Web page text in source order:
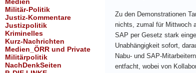
Militär-Politik
Justiz-Kommentare
Justizpolitik
Kriminelles
Kurz-Nachrichten
Medien_ÖRR und Private
Militärpolitik
NachDenkSeiten
Zu den Demonstrationen
nichts, zumal für Mittwoch
SAP per Gesetz stark
Unabhängigkeit sofort,
Nabu- und SAP-
entfacht, wobei von